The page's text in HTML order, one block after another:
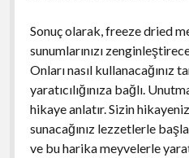
Sonuç olarak, freeze dried
sunumlarınızı
Onları nasıl kullanacağınız
yaratıcılığınıza bağlı.
hikaye anlatır. Sizin
sunacağınız lezzetlerle
ve bu harika meyvelerle